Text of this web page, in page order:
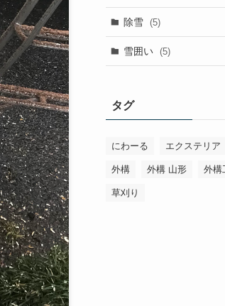
除雪 (5)
雪囲い (5)
タグ
にわーる エクステリア
外構 外構 山形 外構
草刈り